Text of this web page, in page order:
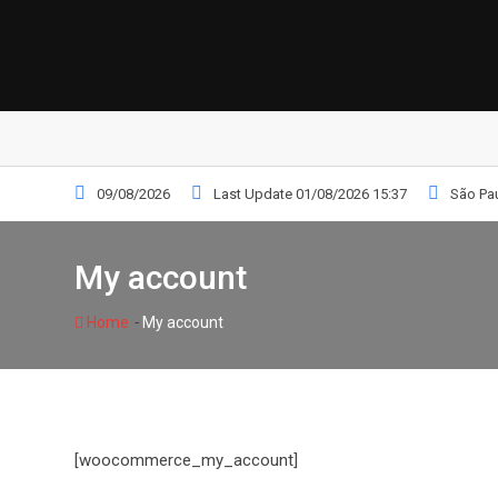
09/08/2026 Last Update 01/08/2026 15:37 São
My account
Home - My account
[woocommerce_my_account]